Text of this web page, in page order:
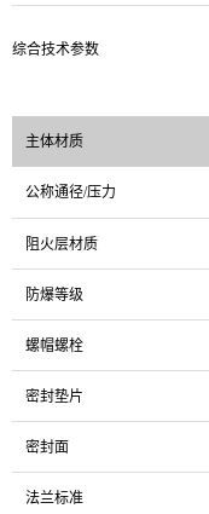
综合技术参数
主体材质
公称通径/压力
阻火层材质
防爆等级
螺帽螺栓
密封垫片
密封面
法兰标准